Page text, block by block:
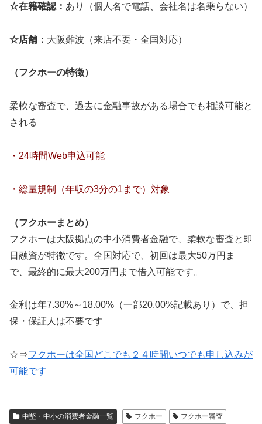
☆在籍確認： あり（個人名で電話、会社名は名乗らない）
☆店舗： 大阪難波（来店不要・全国対応）
（フクホーの特徴）
柔軟な審査で、過去に金融事故がある場合でも相談可能と
される
・24時間Web申込可能
・総量規制（年収の3分の1まで）対象
（フクホーまとめ）
フクホーは大阪拠点の中小消費者金融で、柔軟な審査と即
日融資が特徴です。全国対応で、初回は最大50万円ま
で、最終的に最大200万円まで借入可能です。
金利は年7.30%～18.00%（一部20.00%記載あり）で、担
保・保証人は不要です
☆⇒フクホーは全国どこでも２４時間いつでも申し込みが
可能です
中堅・中小の消費者金融一覧 フクホー
フクホー審査